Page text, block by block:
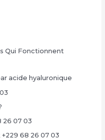
Qui Fonctionnent
acide hyaluronique
26 07 03
68 26 07 03